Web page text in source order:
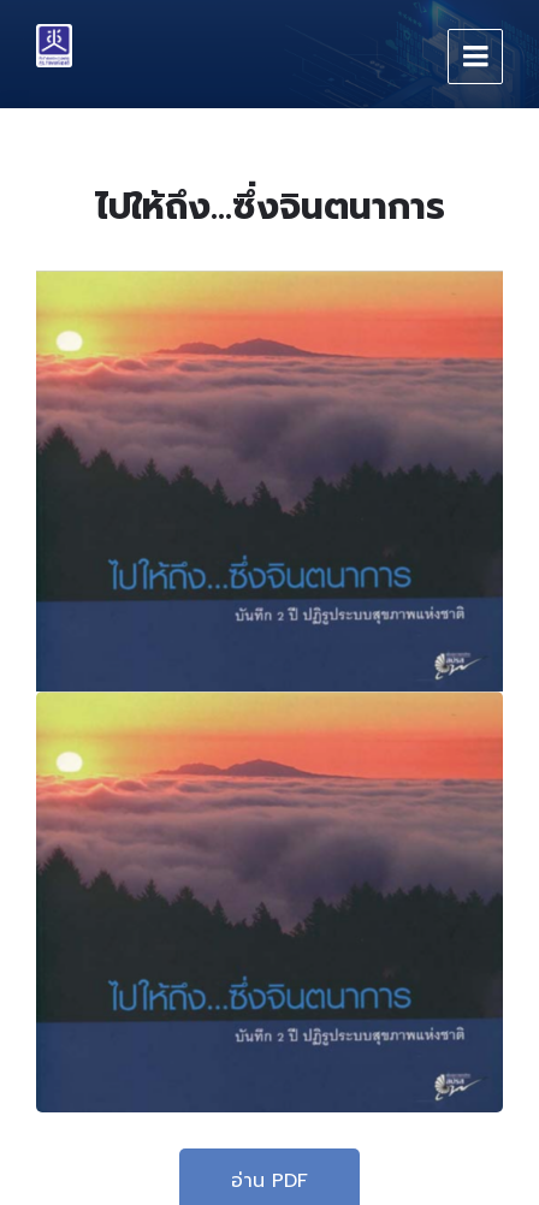
content
main
footer
ไปให้ถึง…ซึ่งจินตนาการ
อ่าน PDF